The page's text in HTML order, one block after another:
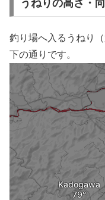
うねりの高さ・
釣り場へ入るうねり
下の通りです。